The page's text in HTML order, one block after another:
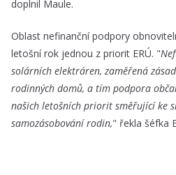
doplnil Maule.
Oblast nefinanční podpory
letošní rok jednou z priorit ERÚ. "
solárních elektráren, zaměřená
rodinných domů, a tím podpora
našich letošních priorit směřující ke
samozásobování rodin," řekla šéfka